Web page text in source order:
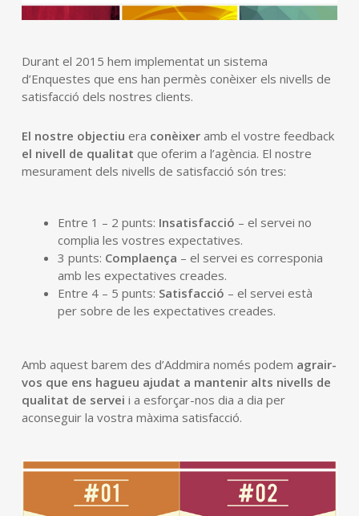
Durant el 2015 hem implementat un sistema
d’Enquestes que ens han permès conèixer els nivells de
satisfacció dels nostres clients.
El nostre objectiu era conèixer amb el vostre feedback
el nivell de qualitat que oferim a l’agència. El nostre
mesurament dels nivells de satisfacció són tres:
Entre 1 – 2 punts: Insatisfacció – el servei no
complia les vostres expectatives.
3 punts: Complaença – el servei es corresponia
amb les expectatives creades.
Entre 4 – 5 punts: Satisfacció – el servei està
per sobre de les expectatives creades.
Amb aquest barem des d’Addmira només podem agrair-
vos que ens hagueu ajudat a mantenir alts nivells de
qualitat de servei i a esforçar-nos dia a dia per
aconseguir la vostra màxima satisfacció.